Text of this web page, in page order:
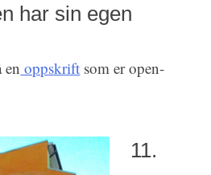
har sin egen
oppskrift som er open-
11.